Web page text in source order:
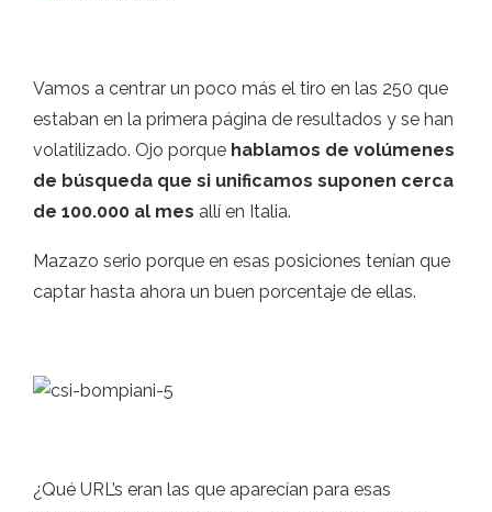
Vamos a centrar un poco más el tiro en las 250 que
estaban en la primera página de resultados y se han
volatilizado. Ojo porque hablamos de volúmenes
de búsqueda que si unificamos suponen cerca
de 100.000 al mes allí en Italia.
Mazazo serio porque en esas posiciones tenían que
captar hasta ahora un buen porcentaje de ellas.
¿Qué URL’s eran las que aparecían para esas